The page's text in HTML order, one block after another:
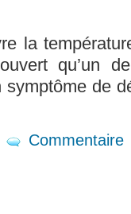
la
qu’un
symptôme de
Commentaire